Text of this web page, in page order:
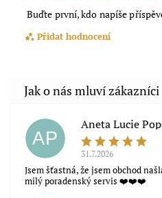
Buďte první, kdo napíše
Přidat hodnocení
AP
Aneta Lucie
31.7.2026
Jsem šťastná, že jsem obchod
milý poradenský servis ❤️❤️❤️